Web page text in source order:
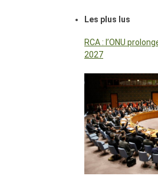
Les plus lus
RCA : l’ONU
2027